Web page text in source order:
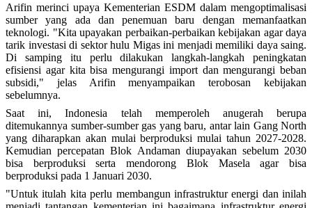
Arifin merinci upaya Kementerian ESDM dalam mengoptimalisasi
sumber yang ada dan penemuan baru dengan memanfaatkan
teknologi. "Kita upayakan perbaikan-perbaikan kebijakan agar daya
tarik investasi di sektor hulu Migas ini menjadi memiliki daya saing.
Di samping itu perlu dilakukan langkah-langkah peningkatan
efisiensi agar kita bisa mengurangi import dan mengurangi beban
subsidi," jelas Arifin menyampaikan terobosan kebijakan
sebelumnya.
Saat ini, Indonesia telah memperoleh anugerah berupa
ditemukannya sumber-sumber gas yang baru, antar lain Gang North
yang diharapkan akan mulai berproduksi mulai tahun 2027-2028.
Kemudian percepatan Blok Andaman diupayakan sebelum 2030
bisa berproduksi serta mendorong Blok Masela agar bisa
berproduksi pada 1 Januari 2030.
"Untuk itulah kita perlu membangun infrastruktur energi dan inilah